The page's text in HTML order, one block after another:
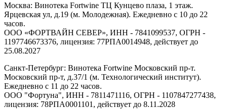
Москва: Винотека Fortwine ТЦ Кунцево плаза, 1 этаж.
Ярцевская ул, д.19 (м. Молодежная). Ежедневно с 10 до 22
часов.
ООО «ФОРТВАЙН СЕВЕР», ИНН - 7841099537, ОГРН -
1197746673376, лицензия: 77РПА0014948, действует до
25.08.2027
Санкт-Петербург: Винотека Fortwine Московский пр-т.
Московский пр-т, д.37/1 (м. Технологический институт).
Ежедневно с 11 до 22 часов.
ООО "Фортуна", ИНН - 7811471116, ОГРН - 1107847277438,
лицензия: 78РПА0001101, действует до 8.11.2028